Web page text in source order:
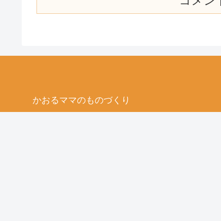
かおるママのものづくり